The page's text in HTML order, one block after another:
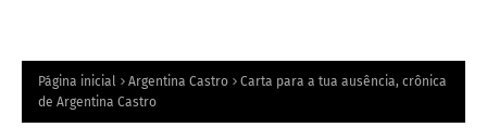
Página inicial Argentina Castro
Carta para a tua ausência, crônica
de Argentina Castro